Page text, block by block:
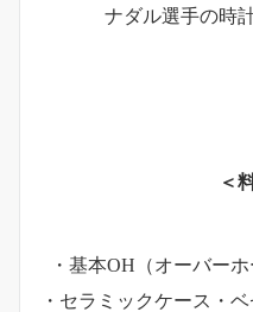
ナダル選手の時
＜
・基本OH（オーバー
・セラミックケース・